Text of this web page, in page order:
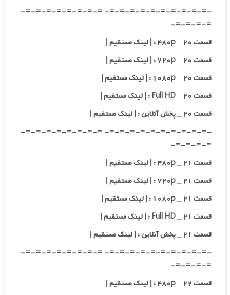
-=-=-=-=-=-=-=-=-=-=- =-=-=-=-=-=-=-=-
=-=-=-=-
قسمت ۲۰ _ ۴۸۰p : | لینک مستقیم |
قسمت ۲۰ _ ۷۲۰p : | لینک مستقیم |
قسمت ۲۰ _ ۱۰۸۰p : | لینک مستقیم |
قسمت ۲۰ _ Full HD : | لینک مستقیم |
قسمت ۲۰ _ پخش آنلاین : | لینک مستقیم |
-=-=-=-=-=-=-=-=-=-=- =-=-=-=-=-=-=-=-
=-=-=-=-
قسمت ۲۱ _ ۴۸۰p : | لینک مستقیم |
قسمت ۲۱ _ ۷۲۰p : | لینک مستقیم |
قسمت ۲۱ _ ۱۰۸۰p : | لینک مستقیم |
قسمت ۲۱ _ Full HD : | لینک مستقیم |
قسمت ۲۱ _ پخش آنلاین : | لینک مستقیم |
-=-=-=-=-=-=-=-=-=-=- =-=-=-=-=-=-=-=-
=-=-=-=-
قسمت ۲۲ _ ۴۸۰p : | لینک مستقیم |